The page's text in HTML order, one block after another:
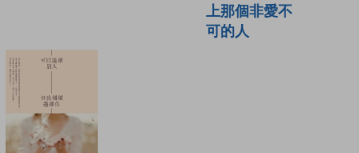
上那個非愛不
可的人